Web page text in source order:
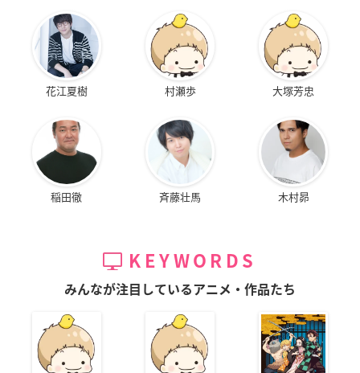
花江夏樹 村瀬歩 大塚芳忠
稲田徹 斉藤壮馬 木村昴
KEYWORDS
みんなが注目しているアニメ・作品たち